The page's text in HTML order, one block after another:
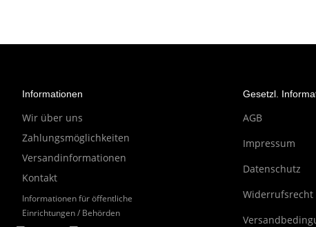
Informationen
Wir über uns
Zahlungsmöglichkeiten
Versandinformationen
Kontakt
Informationen für öffentliche
Einrichtungen / Behörden
Gesetzl.
AGB
Impressum
Datenschutz
Widerrufsrecht